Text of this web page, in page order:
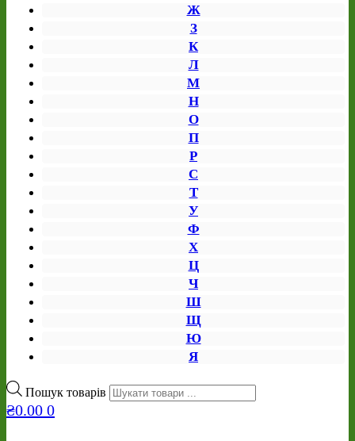
Ж
З
К
Л
М
Н
О
П
Р
С
Т
У
Ф
Х
Ц
Ч
Ш
Щ
Ю
Я
Пошук товарів
₴0.00 0